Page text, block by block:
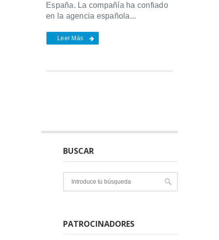
España. La compañía ha confiado
en la agencia española...
Leer Más
BUSCAR
PATROCINADORES